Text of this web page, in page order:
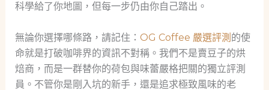
科學給了你地圖，但每一步仍由你自己踏出。
無論你選擇哪條路，請記住： OG Coffee 嚴選評測 的使
命就是打破咖啡界的資訊不對稱。我們不是賣豆子的烘
焙商，而是一群替你的荷包與味蕾嚴格把關的獨立評測
員。不管你是剛入坑的新手，還是追求極致風味的老